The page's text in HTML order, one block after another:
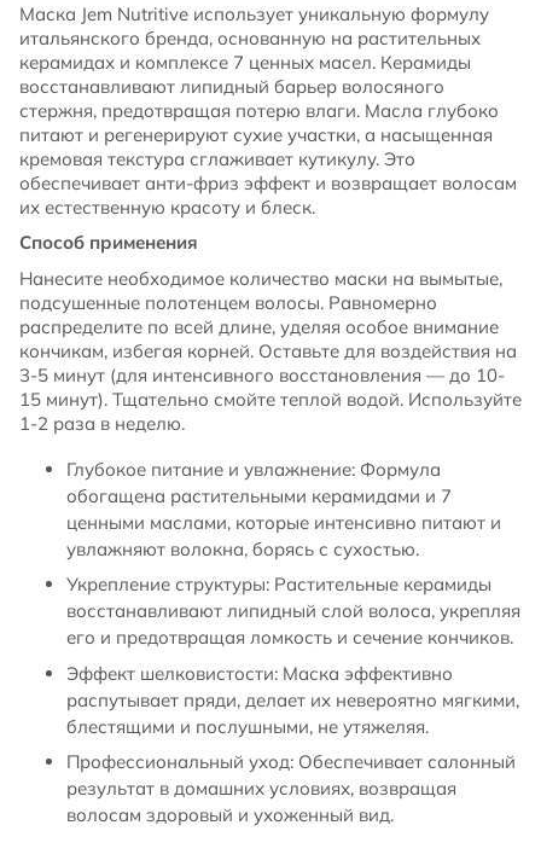
Маска Jem Nutritive использует уникальную формулу
итальянского бренда, основанную на растительных
керамидах и комплексе 7 ценных масел. Керамиды
восстанавливают липидный барьер волосяного
стержня, предотвращая потерю влаги. Масла глубоко
питают и регенерируют сухие участки, а насыщенная
кремовая текстура сглаживает кутикулу. Это
обеспечивает анти-фриз эффект и возвращает волосам
их естественную красоту и блеск.
Способ применения
Нанесите необходимое количество маски на вымытые,
подсушенные полотенцем волосы. Равномерно
распределите по всей длине, уделяя особое внимание
кончикам, избегая корней. Оставьте для воздействия на
3-5 минут (для интенсивного восстановления — до 10-
15 минут). Тщательно смойте теплой водой. Используйте
1-2 раза в неделю.
Глубокое питание и увлажнение: Формула
обогащена растительными керамидами и 7
ценными маслами, которые интенсивно питают и
увлажняют волокна, борясь с сухостью.
Укрепление структуры: Растительные керамиды
восстанавливают липидный слой волоса, укрепляя
его и предотвращая ломкость и сечение кончиков.
Эффект шелковистости: Маска эффективно
распутывает пряди, делает их невероятно мягкими,
блестящими и послушными, не утяжеляя.
Профессиональный уход: Обеспечивает салонный
результат в домашних условиях, возвращая
волосам здоровый и ухоженный вид.